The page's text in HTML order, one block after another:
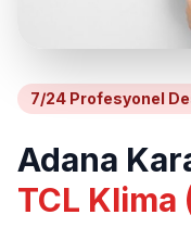
7/24 Profesyonel
Adana
TCL